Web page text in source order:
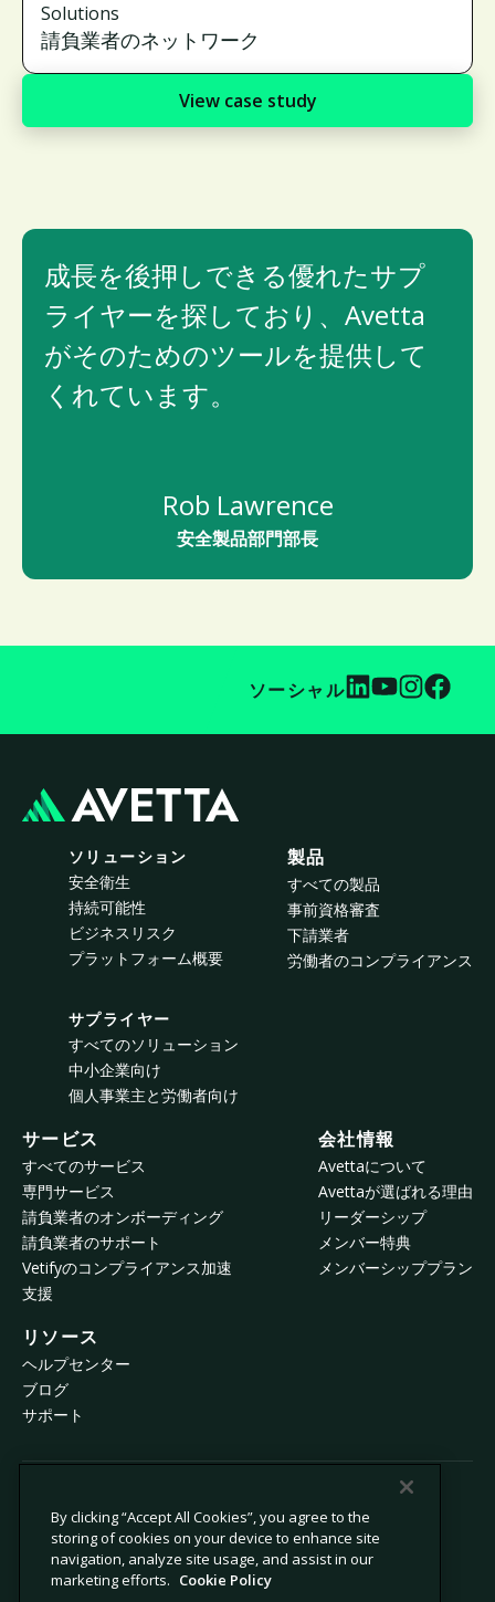
Solutions
請負業者のネットワーク
View case study
成長を後押しできる優れたサプ
ライヤーを探しており、Avetta
がそのためのツールを提供して
くれています。
Rob Lawrence
安全製品部門部長
ソーシャル
ソリューション
安全衛生
持続可能性
ビジネスリスク
プラットフォーム概要
サプライヤー
すべてのソリューション
中小企業向け
個人事業主と労働者向け
製品
すべての製品
事前資格審査
下請業者
労働者のコンプライアンス
サービス
すべてのサービス
専門サービス
請負業者のオンボーディング
請負業者のサポート
Vetifyのコンプライアンス加速
支援
会社情報
Avettaについて
Avettaが選ばれる理由
リーダーシップ
メンバー特典
メンバーシッププラン
リソース
ヘルプセンター
ブログ
サポート
© 2026 Avetta, LLC All rights reserved.
プライバシーポリシー
Cookieポリシー
By clicking “Accept All Cookies”, you agree to the
storing of cookies on your device to enhance site
navigation, analyze site usage, and assist in our
marketing efforts. Cookie Policy